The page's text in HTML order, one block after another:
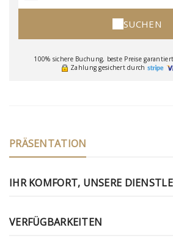
SUCHEN
100% sichere Buchung, beste Preise
Zahlung gesichert durch
PRÄSENTATION
IHR KOMFORT, UNSERE
VERFÜGBARKEITEN